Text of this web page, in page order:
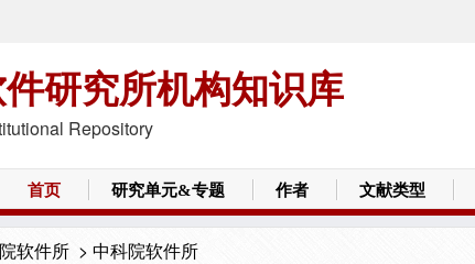
研究所机构知识库
Repository
首页 研究单元&专题 作者 文献类型
软件所 > 中科院软件所